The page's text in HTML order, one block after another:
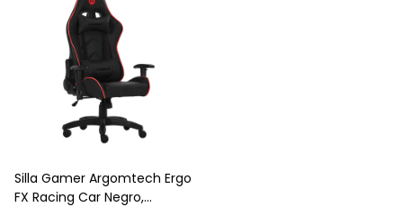
Silla Gamer Argomtech Ergo
FX Racing Car Negro,